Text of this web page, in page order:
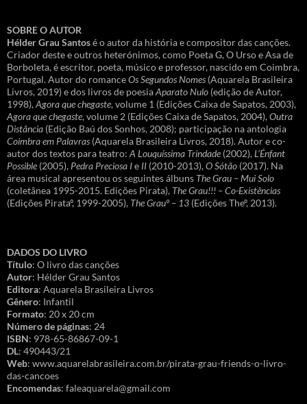
SOBRE O AUTOR
Hélder Grau Santosé o autor da história e compositor das canções.
Criador deste e outros heterónimos, como Poeta G, O Urso e Asa de
Borboleta, é escritor, poeta, músico e professor, nascido em Coimbra,
Portugal. Autor do romanceOs Segundos Nomes (Aquarela Brasileira
Livros, 2019) e dos livros de poesiaAparato Nulo (edição de Autor,
1998),Agora que chegaste, volume 1 (Edições Caixa de Sapatos, 2003),
Agora que chegaste, volume 2 (Edições Caixa de Sapatos, 2004),Outra
Distância (Edição Baú dos Sonhos, 2008); participação na antologia
Coimbra em Palavras (Aquarela Brasileira Livros, 2018). Autor e co-
autor dos textos para teatro: A Louquíssima Trindade (2002),L’Énfant
Possible (2005), Pedra Preciosa Ie II (2010-2013),O Sótão (2017). Na
área musical apresentou os seguintes álbuns The Grau – Mui Solo
(coletânea 1995-2015. Edições Pirata), The Grau!!! – Co-Existências
(Edições Pirataº, 1999-2005), The Grauº – 13 (Edições Theº, 2013).
DADOS DO LIVRO
Título: O livro das canções
Autor: Hélder Grau Santos
Editora: Aquarela Brasileira Livros
Gênero: Infantil
Formato: 20 x 20 cm
Número de páginas: 24
ISBN: 978-65-86867-09-1
DL: 490443/21
Web: www.aquarelabrasileira.com.br/pirata-grau-friends-o-livro-
das-cancoes
Encomendas: faleaquarela@gmail.com